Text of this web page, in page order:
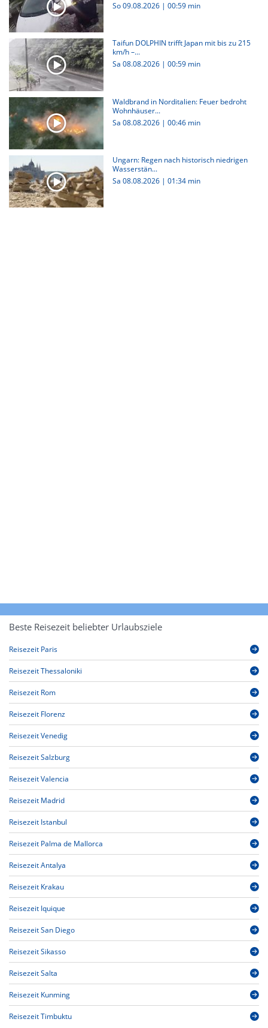
So 09.08.2026 | 00:59 min
Taifun DOLPHIN trifft Japan mit bis zu 215
km/h –...
Sa 08.08.2026 | 00:59 min
Waldbrand in Norditalien: Feuer bedroht
Wohnhäuser...
Sa 08.08.2026 | 00:46 min
Ungarn: Regen nach historisch niedrigen
Wasserstän...
Sa 08.08.2026 | 01:34 min
Beste Reisezeit beliebter Urlaubsziele
Reisezeit Paris
Reisezeit Thessaloniki
Reisezeit Rom
Reisezeit Florenz
Reisezeit Venedig
Reisezeit Salzburg
Reisezeit Valencia
Reisezeit Madrid
Reisezeit Istanbul
Reisezeit Palma de Mallorca
Reisezeit Antalya
Reisezeit Krakau
Reisezeit Iquique
Reisezeit San Diego
Reisezeit Sikasso
Reisezeit Salta
Reisezeit Kunming
Reisezeit Timbuktu